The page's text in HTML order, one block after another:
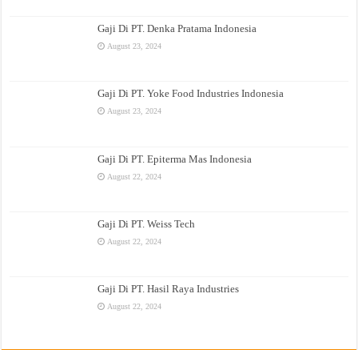
Gaji Di PT. Denka Pratama Indonesia
August 23, 2024
Gaji Di PT. Yoke Food Industries Indonesia
August 23, 2024
Gaji Di PT. Epiterma Mas Indonesia
August 22, 2024
Gaji Di PT. Weiss Tech
August 22, 2024
Gaji Di PT. Hasil Raya Industries
August 22, 2024